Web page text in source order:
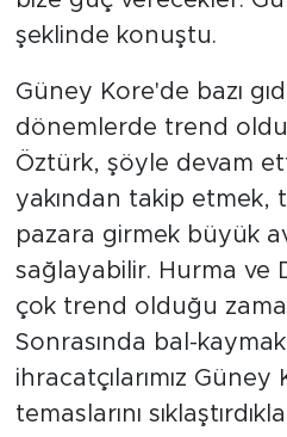
şeklinde konuştu.
Güney Kore'de bazı
dönemlerde trend
Öztürk, şöyle devam
yakından takip etmek,
pazara girmek büyük
sağlayabilir. Hurma ve
çok trend olduğu
Sonrasında bal-
ihracatçılarımız Güney
temaslarını